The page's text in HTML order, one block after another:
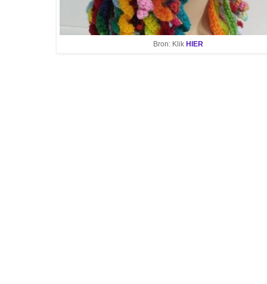
Bron: Klik HIER